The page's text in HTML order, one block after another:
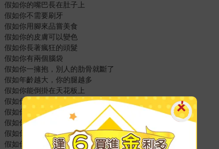
假如你的嘴巴長在肚子上
假如你不需要刷牙
假如你用腳來品嘗美食
假如你的皮膚可以變色
假如你長著瘋狂的頭髮
假如你有兩個腦袋
假如你一擁抱，別人的肋骨就斷了
假如年齡越大，你的腿越多
假如你能倒掛在天花板上
假如你有一條靈活的尾巴
假如你全身都是葉子
假如你有一雙彈出式利爪
假如你有殺手鐧
假如你有超臭的自衛技能